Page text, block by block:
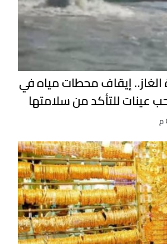
إيقاف محطات مياه في
عينات للتأكد من سلامتها